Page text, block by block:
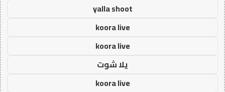
yalla shoot
koora live
koora live
يلا شوت
koora live